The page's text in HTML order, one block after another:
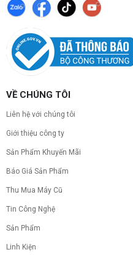
VỀ CHÚNG TÔI
Liên hệ với chúng tôi
Giới thiệu công ty
Sản Phẩm Khuyến Mãi
Báo Giá Sản Phẩm
Thu Mua Máy Cũ
Tin Công Nghệ
Sản Phẩm
Linh Kiện